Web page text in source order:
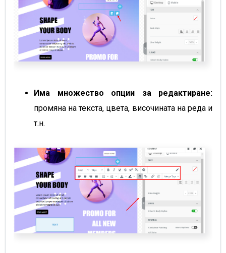
Има множество опции за редактиране:
промяна на текста, цвета, височината на реда и
т.н.